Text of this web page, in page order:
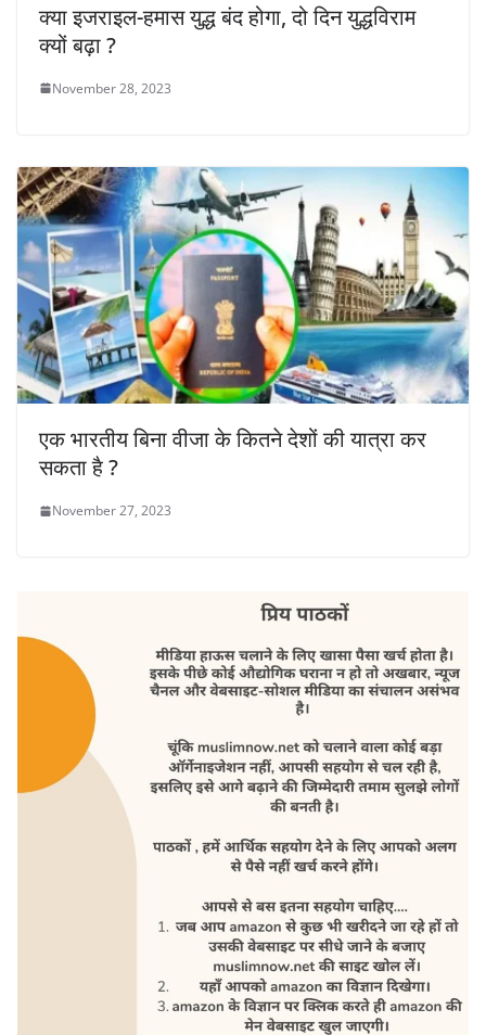
क्या इजराइल-हमास युद्ध बंद होगा, दो दिन युद्धविराम
क्यों बढ़ा ?
November 28, 2023
एक भारतीय बिना वीजा के कितने देशों की यात्रा कर
सकता है ?
November 27, 2023